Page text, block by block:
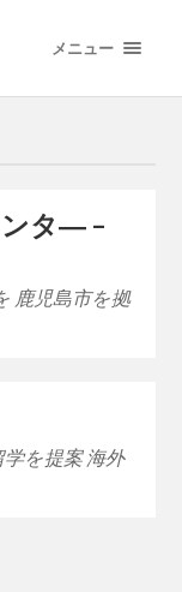
メニュー
タ― –
鹿児島市を拠
を提案 海外